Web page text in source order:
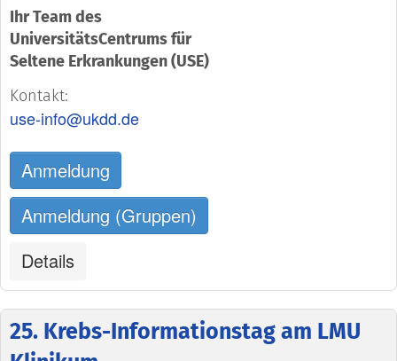
Ihr Team des
UniversitätsCentrums für
Seltene Erkrankungen (USE)
Kontakt:
use-info@ukdd.de
Anmeldung
Anmeldung (Gruppen)
Details
25. Krebs-Informationstag am LMU